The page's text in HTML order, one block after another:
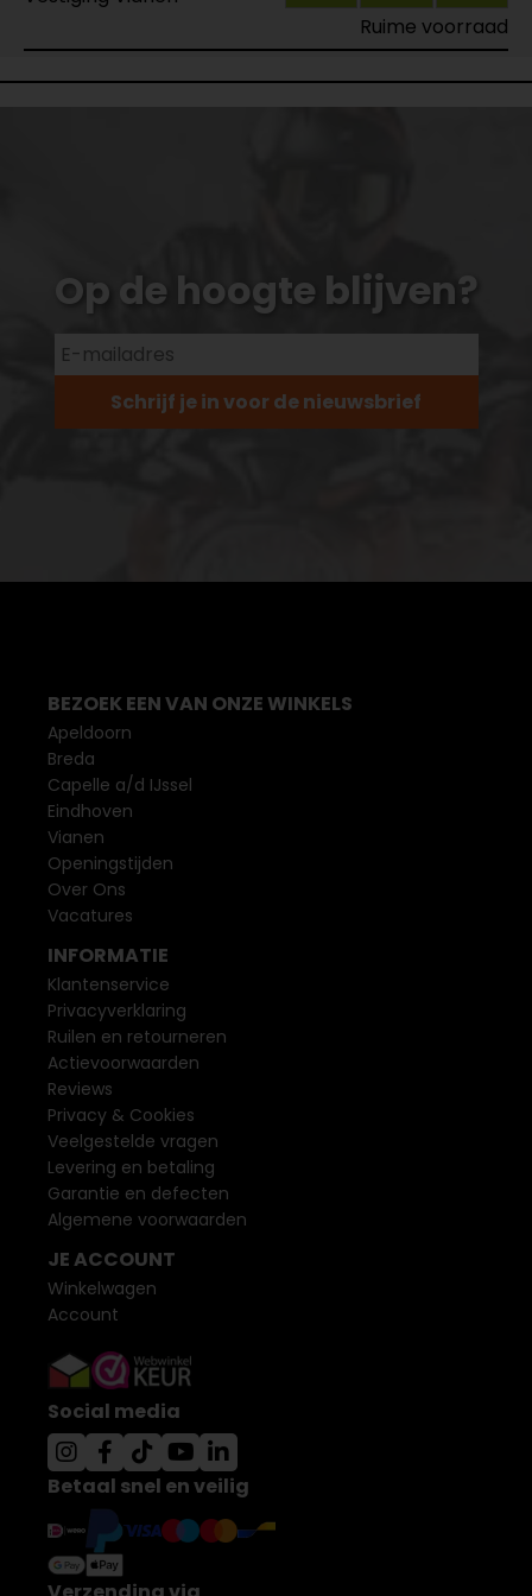
Ruime voorraad
Op de hoogte blijven?
Schrijf je in voor de nieuwsbrief
BEZOEK EEN VAN ONZE WINKELS
Apeldoorn
Breda
Capelle a/d IJssel
Eindhoven
Vianen
Openingstijden
Over Ons
Vacatures
INFORMATIE
Klantenservice
Privacyverklaring
Ruilen en retourneren
Actievoorwaarden
Reviews
Privacy & Cookies
Veelgestelde vragen
Levering en betaling
Garantie en defecten
Algemene voorwaarden
JE ACCOUNT
Winkelwagen
Account
Social media
Betaal snel en veilig